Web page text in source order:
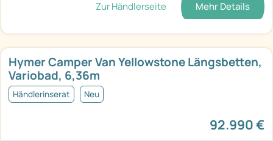
Zur Händlerseite Mehr Details
Hymer Camper Van Yellowstone Längsbetten,
Variobad, 6,36m
Händlerinserat Neu
92.990 €